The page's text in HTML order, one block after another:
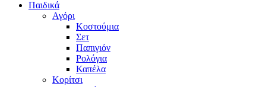
Παιδικά
Αγόρι
Κοστούμια
Σετ
Παπιγιόν
Ρολόγια
Καπέλα
Κορίτσι